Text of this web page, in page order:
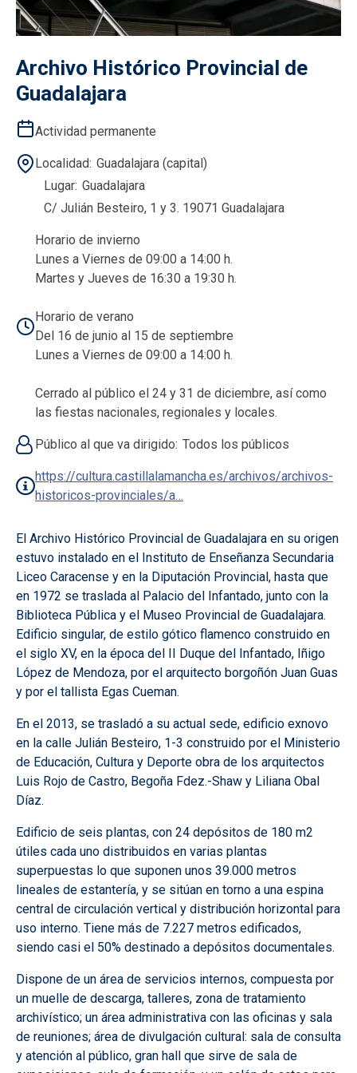
Archivo Histórico Provincial de
Guadalajara
Actividad permanente
Localidad Guadalajara (capital)
Lugar Guadalajara
C/ Julián Besteiro, 1 y 3. 19071 Guadalajara
Horario de invierno
Lunes a Viernes de 09:00 a 14:00 h.
Martes y Jueves de 16:30 a 19:30 h.
Horario de verano
Del 16 de junio al 15 de septiembre
Lunes a Viernes de 09:00 a 14:00 h.
Cerrado al público el 24 y 31 de diciembre, así como
las fiestas nacionales, regionales y locales.
Público al que va dirigido Todos los públicos
https://cultura.castillalamancha.es/archivos/archivos-
historicos-provinciales/a…
El Archivo Histórico Provincial de Guadalajara en su origen
estuvo instalado en el Instituto de Enseñanza Secundaria
Liceo Caracense y en la Diputación Provincial, hasta que
en 1972 se traslada al Palacio del Infantado, junto con la
Biblioteca Pública y el Museo Provincial de Guadalajara.
Edificio singular, de estilo gótico flamenco construido en
el siglo XV, en la época del II Duque del Infantado, Iñigo
López de Mendoza, por el arquitecto borgoñón Juan Guas
y por el tallista Egas Cueman.
En el 2013, se trasladó a su actual sede, edificio exnovo
en la calle Julián Besteiro, 1-3 construido por el Ministerio
de Educación, Cultura y Deporte obra de los arquitectos
Luis Rojo de Castro, Begoña Fdez.-Shaw y Liliana Obal
Díaz.
Edificio de seis plantas, con 24 depósitos de 180 m2
útiles cada uno distribuidos en varias plantas
superpuestas lo que suponen unos 39.000 metros
lineales de estantería, y se sitúan en torno a una espina
central de circulación vertical y distribución horizontal para
uso interno. Tiene más de 7.227 metros edificados,
siendo casi el 50% destinado a depósitos documentales.
Dispone de un área de servicios internos, compuesta por
un muelle de descarga, talleres, zona de tratamiento
archivístico; un área administrativa con las oficinas y sala
de reuniones; área de divulgación cultural: sala de consulta
y atención al público, gran hall que sirve de sala de